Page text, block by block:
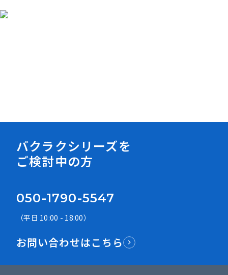
バクラクシリーズを
ご検討中の方
050-1790-5547
（平日 10:00 - 18:00）
お問い合わせはこちら